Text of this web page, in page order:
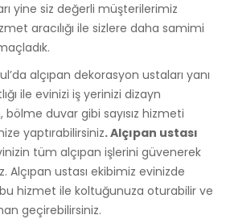
yine siz değerli müşterilerimiz
aracılığı ile sizlere daha samimi
alçıpan dekorasyon ustaları yanı
ile evinizi iş yerinizi dizayn
duvar gibi sayısız hizmeti
yaptırabilirsiniz. Alçıpan ustası
tüm alçıpan işlerini güvenerek
Alçıpan ustası ekibimiz evinizde
bu hizmet ile koltuğunuza oturabilir ve
geçirebilirsiniz.